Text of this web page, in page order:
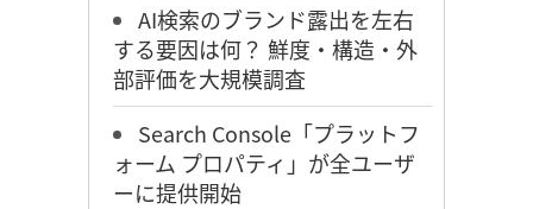
AI検索のブランド露出を左右
する要因は何？ 鮮度・構造・外
部評価を大規模調査
Search Console「プラットフ
ォーム プロパティ」が全ユーザ
ーに提供開始